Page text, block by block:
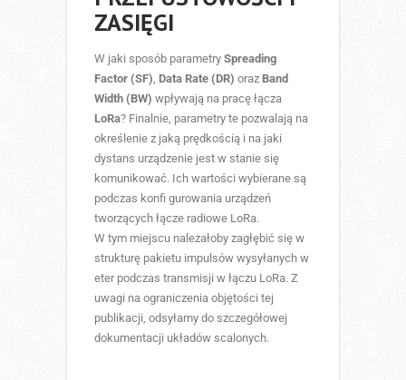
ZASIĘGI
W jaki sposób parametry Spreading
Factor (SF) Data Rate (DR) oraz Band
Width (BW) wpływają na pracę łącza
LoRa? Finalnie, parametry te pozwalają na
określenie z jaką prędkością i na jaki
dystans urządzenie jest w stanie się
komunikować. Ich wartości wybierane są
podczas konfi gurowania urządzeń
tworzących łącze radiowe LoRa.
W tym miejscu należałoby zagłębić się w
strukturę pakietu impulsów wysyłanych w
eter podczas transmisji w łączu LoRa. Z
uwagi na ograniczenia objętości tej
publikacji, odsyłamy do szczegółowej
dokumentacji układów scalonych.